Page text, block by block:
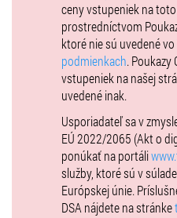
známy aj zo zoskupenia Parov
open air afterparty
DJ Farrapo / IT
Priamo zo slnečnej Bologne príde
funky groovy tracky DJ Farrapo.
vlastným vie rozpáliť tanečné
afro hudby zmiešanými so
drum´n bass, broken beat &
patria umelci ako The New
Moderna, Janko Nilovic, Makala,
človek stratí pojem o čase a
ceny vstupeniek na
prostredníctvom
ktoré nie sú uvedené vo
podmienkach.
vstupeniek na našej
uvedené inak.
Usporiadateľ sa v
EÚ 2022/2065 (Akt o
ponúkať na portáli
služby, ktoré sú v
Európskej únie.
DSA nájdete na stránke